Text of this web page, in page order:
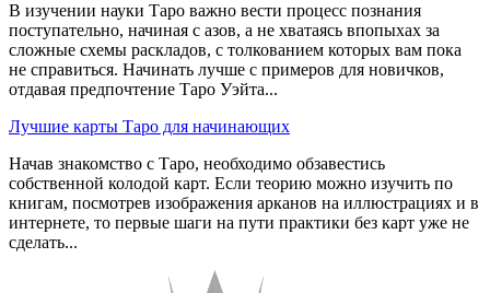
В изучении науки Таро важно вести процесс познания
поступательно, начиная с азов, а не хватаясь впопыхах за
сложные схемы раскладов, с толкованием которых вам пока
не справиться. Начинать лучше с примеров для новичков,
отдавая предпочтение Таро Уэйта...
Лучшие карты Таро для начинающих
Начав знакомство с Таро, необходимо обзавестись
собственной колодой карт. Если теорию можно изучить по
книгам, посмотрев изображения арканов на иллюстрациях и в
интернете, то первые шаги на пути практики без карт уже не
сделать...